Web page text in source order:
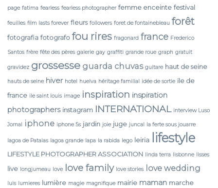
page fatima fearless fearless photographer femme enceinte festival
feuilles film lasts forever fleurs followers foret de fontainebleau forêt
fotografia fotografo fou rires fragonard france Frederico
Santos frère fête des pères galerie gay graffiti grande roue graph gratuit
gravidez grossesse guarda chuvas guitare haut de seine
hauts de seine hiver hotel huelva héritage familial idée de sortie ile de
france ile saint louis image inspiration inspiration
photographers instagram INTERNATIONAL interview Luso
Jornal iphone iphone 5s jardin joie juge juncal la ferte sous jouarre
lagoa de Pataias lagoa grande lapa la rabida lego leiria lifestyle
LIFESTYLE PHOTOGRAPHER ASSOCIATION linda terra lisbonne lisses
live longjumeau love love family love stories love wedding
luis lumieres lumière magie magnifique mairie maman marche